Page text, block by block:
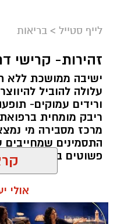
סיורי משפחות- צילום
במהלך הפעילות
הייחודי של אזור
החיים והצמחים
האקולוגית המקומית.
הימי "מגלים" של
חי של חוף סלעי
החיים הימיים החיים
לייף סטייל > בריאות
זהירות- קרישי
ישיבה ממושכת ללא
עלולה להוביל
ורידים עמוקים-
ריבק מומחית
מרכז מסבירה מי
התסמינים שמחייבים
פשוטים במטוס
אולי